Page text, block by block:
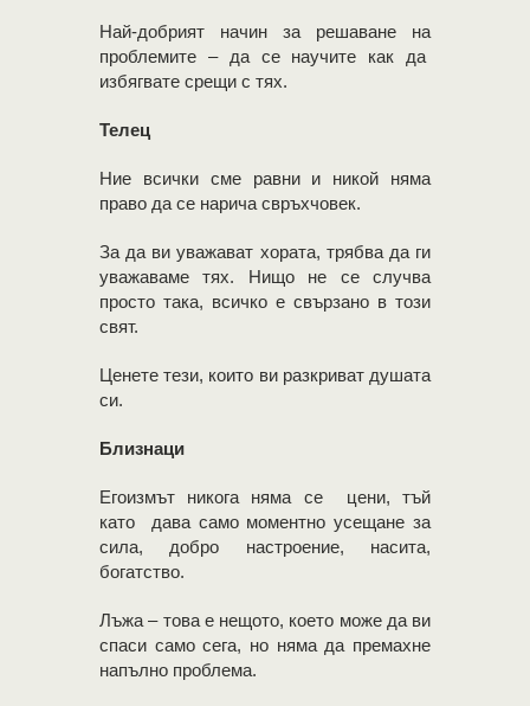
Най-добрият начин за решаване на
проблемите – да се научите как да
избягвате срещи с тях.
Телец
Ние всички сме равни и никой няма
право да се нарича свръхчовек.
За да ви уважават хората, трябва да ги
уважаваме тях. Нищо не се случва
просто така, всичко е свързано в този
свят.
Ценете тези, които ви разкриват душата
си.
Близнаци
Егоизмът никога няма се цени, тъй
като дава само моментно усещане за
сила, добро настроение, насита,
богатство.
Лъжа – това е нещото, което може да ви
спаси само сега, но няма да премахне
напълно проблема.